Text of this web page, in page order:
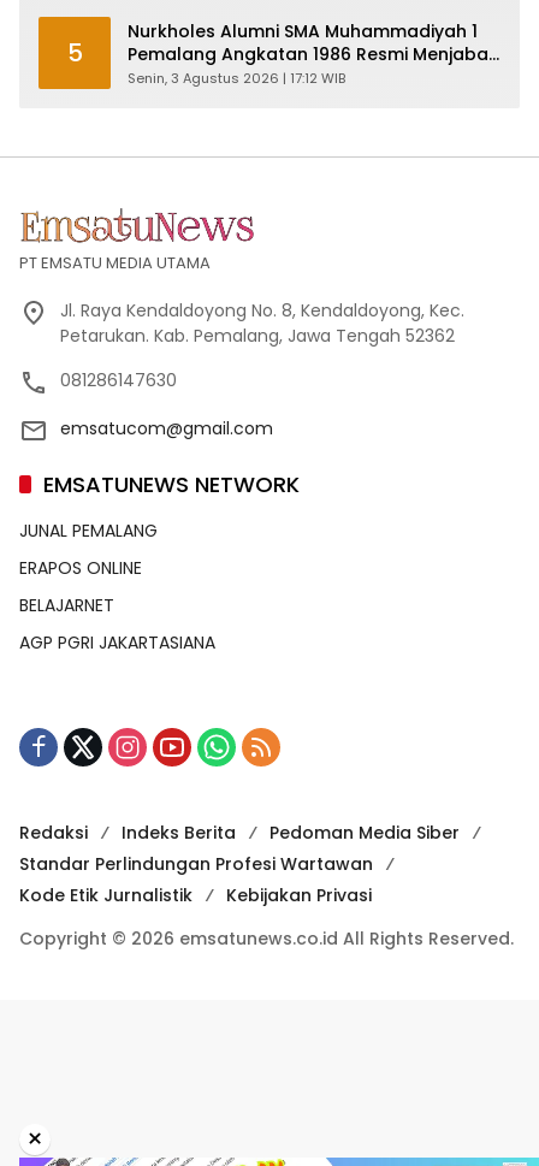
5
Nurkholes Alumni SMA Muhammadiyah 1
Pemalang Angkatan 1986 Resmi Menjabat
Plt Bupati, Inilah Pesan Ketua Asmam 86
Senin, 3 Agustus 2026 | 17:12 WIB
PT EMSATU MEDIA UTAMA
Jl. Raya Kendaldoyong No. 8, Kendaldoyong, Kec.
Petarukan. Kab. Pemalang, Jawa Tengah 52362
081286147630
emsatucom@gmail.com
EMSATUNEWS NETWORK
JUNAL PEMALANG
ERAPOS ONLINE
BELAJARNET
AGP PGRI JAKARTASIANA
Redaksi Indeks Berita
Pedoman Media Siber
Standar Perlindungan Profesi Wartawan
Kode Etik Jurnalistik
Kebijakan Privasi
Copyright © 2026 emsatunews.co.id All Rights Reserved.
×